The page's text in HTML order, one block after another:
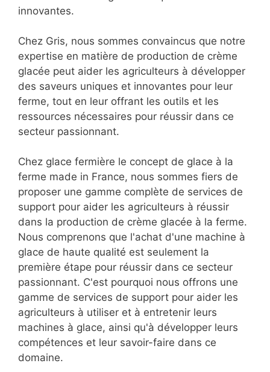
innovantes.
Chez Gris, nous sommes convaincus que notre
expertise en matière de production de crème
glacée peut aider les agriculteurs à développer
des saveurs uniques et innovantes pour leur
ferme, tout en leur offrant les outils et les
ressources nécessaires pour réussir dans ce
secteur passionnant.
Chez glace fermière le concept de glace à la
ferme made in France, nous sommes fiers de
proposer une gamme complète de services de
support pour aider les agriculteurs à réussir
dans la production de crème glacée à la ferme.
Nous comprenons que l'achat d'une machine à
glace de haute qualité est seulement la
première étape pour réussir dans ce secteur
passionnant. C'est pourquoi nous offrons une
gamme de services de support pour aider les
agriculteurs à utiliser et à entretenir leurs
machines à glace, ainsi qu'à développer leurs
compétences et leur savoir-faire dans ce
domaine.